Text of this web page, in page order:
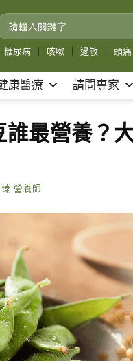
糖尿病 咳嗽 過敏 頭痛
康醫療 請問專家
最營養？
臻 營養師